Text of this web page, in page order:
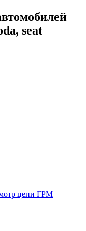
seat
цепи ГРМ